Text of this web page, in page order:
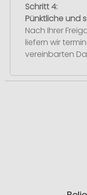
Schritt 4:
Pünktliche und
Nach Ihrer
liefern wir
vereinbarten